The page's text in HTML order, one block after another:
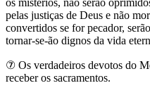
pelas justiças de Deus e não
convertidos se for pecador,
tornar-se-ão dignos da vida
⑦ Os verdadeiros devotos do
receber os sacramentos.